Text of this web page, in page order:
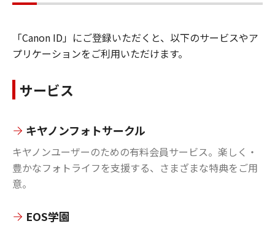
「Canon ID」にご登録いただくと、以下のサービスやア
プリケーションをご利用いただけます。
サービス
キヤノンフォトサークル
キヤノンユーザーのための有料会員サービス。楽しく・
豊かなフォトライフを支援する、さまざまな特典をご用
意。
EOS学園